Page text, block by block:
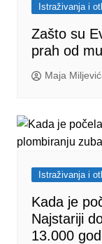
Istraživanja i
Zašto su
prah od
Maja
Istraživanja i
Kada je
Najstariji
13.000